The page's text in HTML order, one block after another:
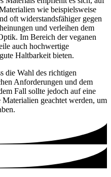
wie beispielsweise
oft widerstandsfähiger gegen
und verleihen dem
Im Bereich der veganen
auch hochwertige
Haltbarkeit bieten.
die Wahl des richtigen
Anforderungen und dem
Fall sollte jedoch auf eine
geachtet werden, um